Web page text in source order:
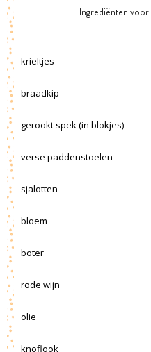
Ingrediënten voor
krieltjes
braadkip
gerookt spek (in blokjes)
verse paddenstoelen
sjalotten
bloem
boter
rode wijn
olie
knoflook